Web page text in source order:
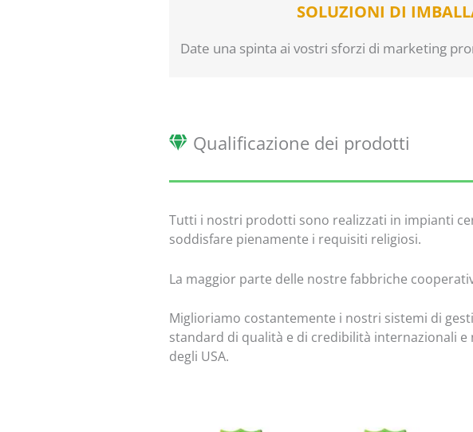
SOLUZIONI DI
Date una spinta ai vostri sforzi di marketing
Qualificazione dei prodotti
Tutti i nostri prodotti sono realizzati in impianti
soddisfare pienamente i requisiti religiosi.
La maggior parte delle nostre fabbriche
Miglioriamo costantemente i nostri sistemi di
standard di qualità e di credibilità internazionali e
degli USA.